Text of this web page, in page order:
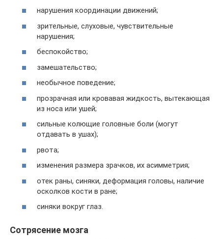
нарушения координации движений;
зрительные, слуховые, чувствительные
нарушения;
беспокойство;
замешательство;
необычное поведение;
прозрачная или кровавая жидкость, вытекающая
из носа или ушей;
сильные колющие головные боли (могут
отдавать в ушах);
рвота;
изменения размера зрачков, их асимметрия;
отек раны, синяки, деформация головы, наличие
осколков кости в ране;
синяки вокруг глаз.
Сотрясение мозга